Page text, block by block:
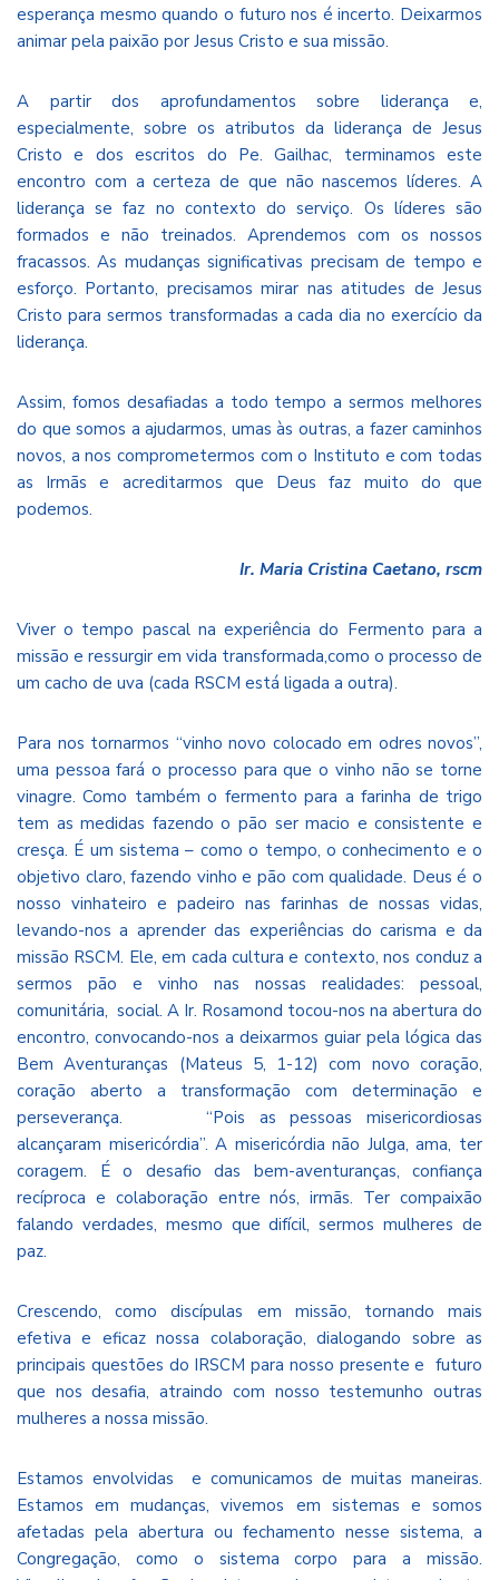
esperança mesmo quando o futuro nos é incerto. Deixarmos
animar pela paixão por Jesus Cristo e sua missão.
A partir dos aprofundamentos sobre liderança e,
especialmente, sobre os atributos da liderança de Jesus
Cristo e dos escritos do Pe. Gailhac, terminamos este
encontro com a certeza de que não nascemos líderes. A
liderança se faz no contexto do serviço. Os líderes são
formados e não treinados. Aprendemos com os nossos
fracassos. As mudanças significativas precisam de tempo e
esforço. Portanto, precisamos mirar nas atitudes de Jesus
Cristo para sermos transformadas a cada dia no exercício da
liderança.
Assim, fomos desafiadas a todo tempo a sermos melhores
do que somos a ajudarmos, umas às outras, a fazer caminhos
novos, a nos comprometermos com o Instituto e com todas
as Irmãs e acreditarmos que Deus faz muito do que
podemos.
Ir. Maria Cristina Caetano, rscm
Viver o tempo pascal na experiência do Fermento para a
missão e ressurgir em vida transformada,como o processo de
um cacho de uva (cada RSCM está ligada a outra).
Para nos tornarmos “vinho novo colocado em odres novos”,
uma pessoa fará o processo para que o vinho não se torne
vinagre. Como também o fermento para a farinha de trigo
tem as medidas fazendo o pão ser macio e consistente e
cresça. É um sistema – como o tempo, o conhecimento e o
objetivo claro, fazendo vinho e pão com qualidade. Deus é o
nosso vinhateiro e padeiro nas farinhas de nossas vidas,
levando-nos a aprender das experiências do carisma e da
missão RSCM. Ele, em cada cultura e contexto, nos conduz a
sermos pão e vinho nas nossas realidades: pessoal,
comunitária, social. A Ir. Rosamond tocou-nos na abertura do
encontro, convocando-nos a deixarmos guiar pela lógica das
Bem Aventuranças (Mateus 5, 1-12) com novo coração,
coração aberto a transformação com determinação e
perseverança. “Pois as pessoas misericordiosas
alcançaram misericórdia”. A misericórdia não Julga, ama, ter
coragem. É o desafio das bem-aventuranças, confiança
recíproca e colaboração entre nós, irmãs. Ter compaixão
falando verdades, mesmo que difícil, sermos mulheres de
paz.
Crescendo, como discípulas em missão, tornando mais
efetiva e eficaz nossa colaboração, dialogando sobre as
principais questões do IRSCM para nosso presente e futuro
que nos desafia, atraindo com nosso testemunho outras
mulheres a nossa missão.
Estamos envolvidas e comunicamos de muitas maneiras.
Estamos em mudanças, vivemos em sistemas e somos
afetadas pela abertura ou fechamento nesse sistema, a
Congregação, como o sistema corpo para a missão.